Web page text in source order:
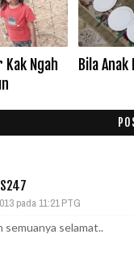
Ngah
Bila
pada 11:21 PTG
semuanya selamat..